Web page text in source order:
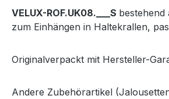
VELUX-ROF.UK08.___S bestehend
zum Einhängen in Haltekrallen,
Originalverpackt mit Hersteller-
Andere Zubehörartikel